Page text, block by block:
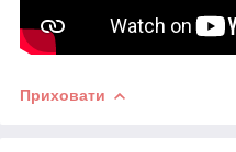
Приховати